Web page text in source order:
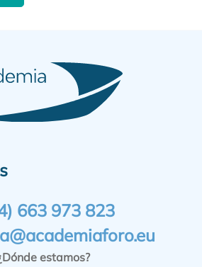
663 973 823
estamos?